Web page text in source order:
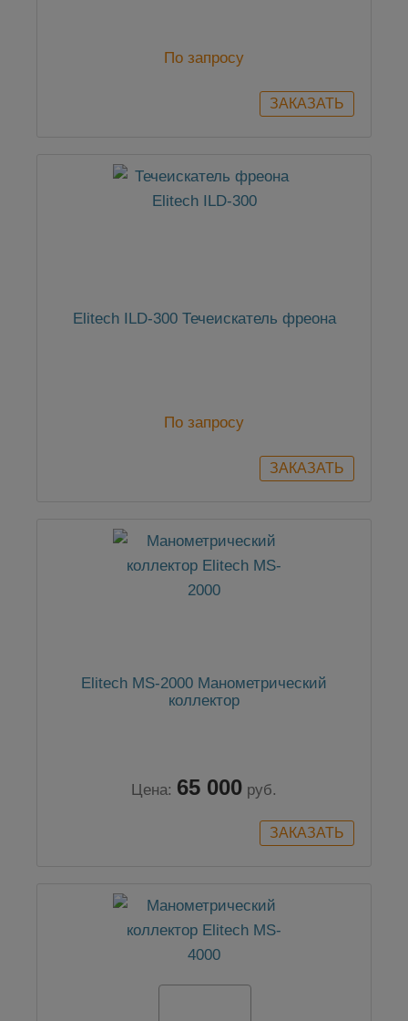
По запросу
Elitech ILD-300 Течеискатель фреона
По запросу
Elitech MS-2000 Манометрический
коллектор
Цена: 65 000 руб.